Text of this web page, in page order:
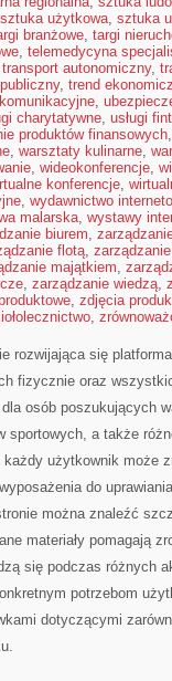
sztuka użytkowa, sztuka
branżowe, targi
, telemedycyna
transport autonomiczny,
, trend
,
charytatywne, usługi
produktów finansowych
, warsztaty kulinarne,
, wideokonferencje,
konferencje,
, wydawnictwo
malarska, wystawy
biurem,
flotą,
majątkiem,
, zarządzanie wiedzą,
, zdjęcia
,
rozwijająca się
fizycznie oraz
osób poszukujących
sportowych, a także
użytkownik może
do
można znaleźć
materiały pomagają
się podczas różnych
potrzebom
dotyczącymi